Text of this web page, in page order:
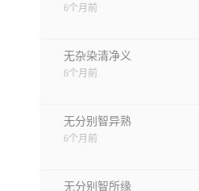
6个月前
无杂染清净义
6个月前
无分别智异熟
6个月前
无分别智所缘